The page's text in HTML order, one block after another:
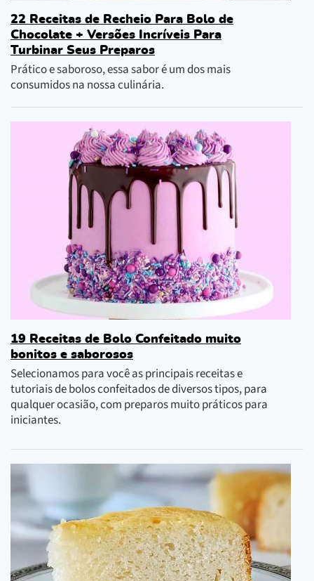
22 Receitas de Recheio Para Bolo de
Chocolate + Versões Incríveis Para
Turbinar Seus Preparos
Prático e saboroso, essa sabor é um dos mais
consumidos na nossa culinária.
19 Receitas de Bolo Confeitado muito
bonitos e saborosos
Selecionamos para você as principais receitas e
tutoriais de bolos confeitados de diversos tipos, para
qualquer ocasião, com preparos muito práticos para
iniciantes.